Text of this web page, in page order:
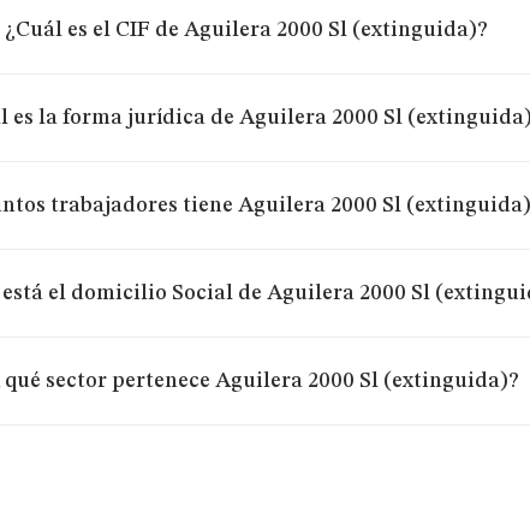
¿Cuál es el CIF de Aguilera 2000 Sl (extinguida)?
es la forma jurídica de Aguilera 2000 Sl
trabajadores tiene Aguilera 2000 Sl
está el domicilio Social de Aguilera 2000 Sl
qué sector pertenece Aguilera 2000 Sl (extinguida)?